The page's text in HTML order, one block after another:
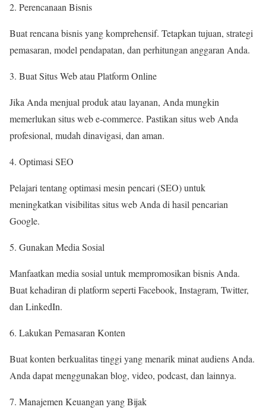
Perencanaan Bisnis
Buat rencana bisnis yang komprehensif. Tetapkan tujuan, strategi
pemasaran, model pendapatan, dan perhitungan anggaran Anda.
Buat Situs Web atau Platform Online
Jika Anda menjual produk atau layanan, Anda mungkin
memerlukan situs web e-commerce. Pastikan situs web Anda
profesional, mudah dinavigasi, dan aman.
Optimasi SEO
Pelajari tentang optimasi mesin pencari (SEO) untuk
meningkatkan visibilitas situs web Anda di hasil pencarian
Google.
Gunakan Media Sosial
Manfaatkan media sosial untuk mempromosikan bisnis Anda.
Buat kehadiran di platform seperti Facebook, Instagram, Twitter,
dan LinkedIn.
Lakukan Pemasaran Konten
Buat konten berkualitas tinggi yang menarik minat audiens Anda.
Anda dapat menggunakan blog, video, podcast, dan lainnya.
Manajemen Keuangan yang Bijak